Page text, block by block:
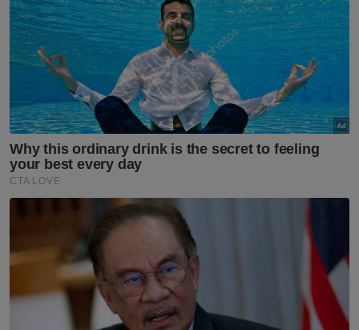
Politik
Arul Kumar dilantik Pengerusi
DAP Negeri Sembilan baharu